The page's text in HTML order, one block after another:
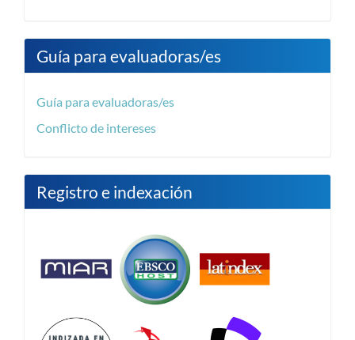
Guía para evaluadoras/es
Guía para evaluadoras/es
Conflicto de intereses
Registro e indexación